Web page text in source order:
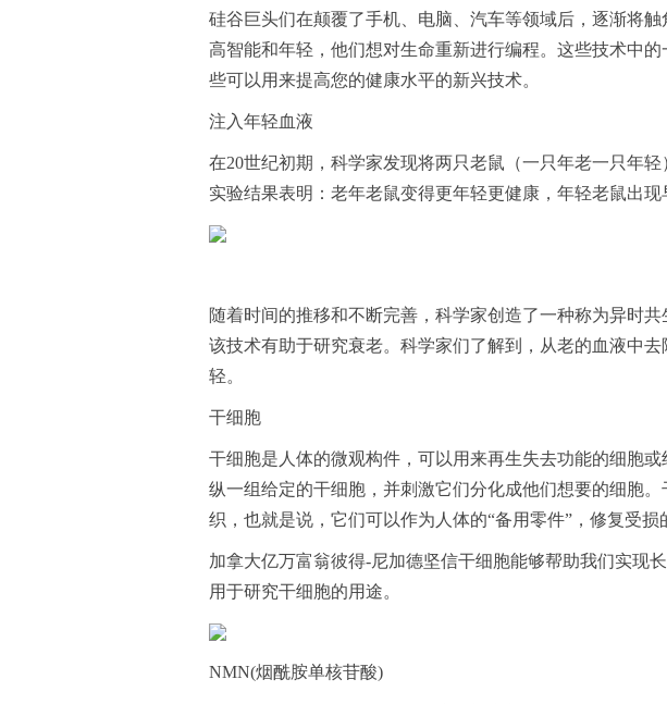
硅谷巨头们在颠覆了手机、电脑、汽车等领域后，逐渐将触
高智能和年轻，他们想对生命重新进行编程。这些技术中
些可以用来提高您的健康水平的新兴技术。
注入年轻血液
在20世纪初期，科学家发现将两只老鼠（一只年老一只年轻
实验结果表明：老年老鼠变得更年轻更健康，年轻老鼠出现
随着时间的推移和不断完善，科学家创造了一种称为异时共
该技术有助于研究衰老。科学家们了解到，从老的血液中
轻。
干细胞
干细胞是人体的微观构件，可以用来再生失去功能的细胞
纵一组给定的干细胞，并刺激它们分化成他们想要的细胞
织，也就是说，它们可以作为人体的“备用零件”，修复受损
加拿大亿万富翁彼得-尼加德坚信干细胞能够帮助我们实现
用于研究干细胞的用途。
NMN(烟酰胺单核苷酸)